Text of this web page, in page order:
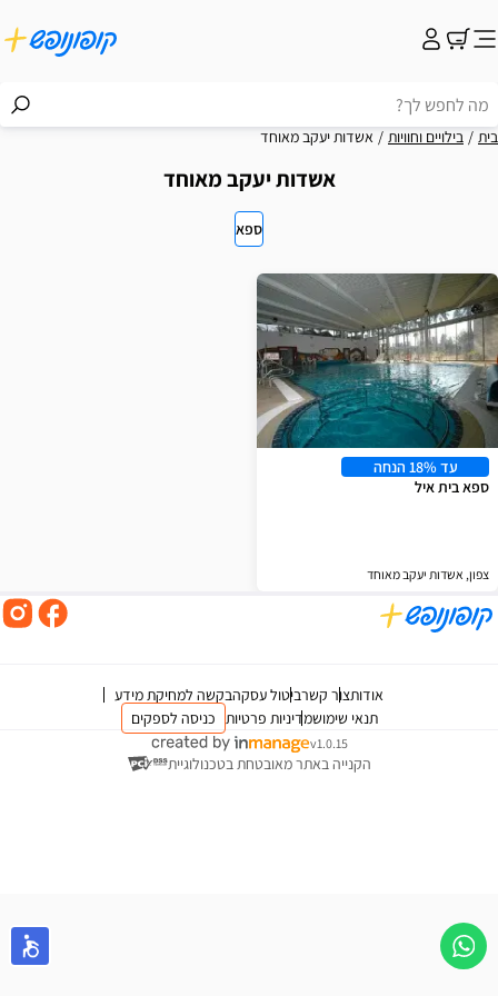
בית בילויים וחוויות אשדות יעקב מאוחד
אשדות יעקב מאוחד
ספא
תוצאות
עד 18% הנחה
ספא בית איל
צפון, אשדות יעקב מאוחד
אודותצור קשרביטול עסקהבקשה למחיקת מידע
תנאי שימושמדיניות פרטיות כניסה לספקים
v1.0.15
הקנייה באתר מאובטחת בטכנולוגיית